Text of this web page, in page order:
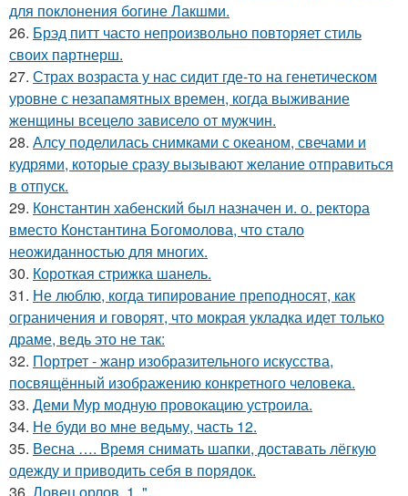
для поклонения богине Лакшми.
26. Брэд питт часто непроизвольно повторяет стиль
своих партнерш.
27. Страх возраста у нас сидит где-то на генетическом
уровне с незапамятных времен, когда выживание
женщины всецело зависело от мужчин.
28. Алсу поделилась снимками с океаном, свечами и
кудрями, которые сразу вызывают желание отправиться
в отпуск.
29. Константин хабенский был назначен и. о. ректора
вместо Константина Богомолова, что стало
неожиданностью для многих.
30. Короткая стрижка шанель.
31. Не люблю, когда типирование преподносят, как
ограничения и говорят, что мокрая укладка идет только
драме, ведь это не так:
32. Портрет - жанр изобразительного искусства,
посвящённый изображению конкретного человека.
33. Деми Мур модную провокацию устроила.
34. Не буди во мне ведьму, часть 12.
35. Весна …. Время снимать шапки, доставать лёгкую
одежду и приводить себя в порядок.